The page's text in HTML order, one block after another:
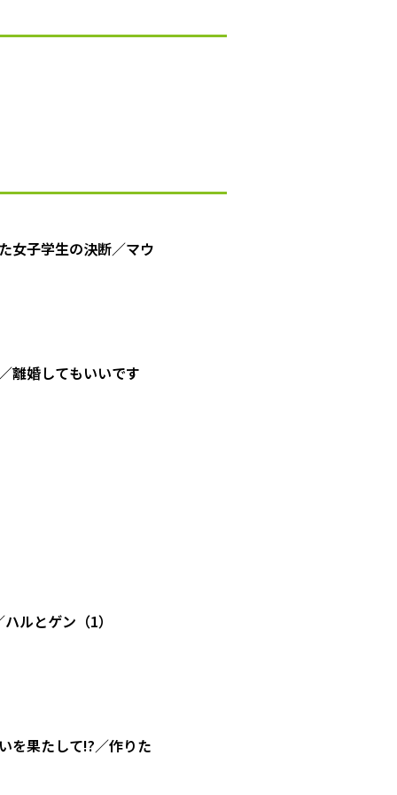
女子学生の決断／マウ
離婚してもいいです
ルとゲン（1）
を果たして!?／作りた